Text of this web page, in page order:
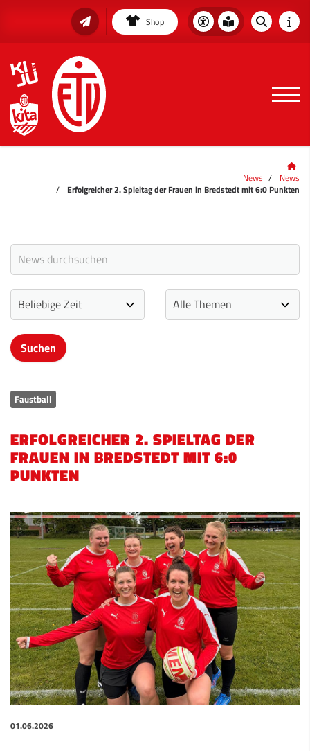
Shop
News
News
Erfolgreicher 2. Spieltag der Frauen in Bredstedt mit 6:0 Punkten
Faustball
ERFOLGREICHER 2. SPIELTAG DER
FRAUEN IN BREDSTEDT MIT 6:0
PUNKTEN
01.06.2026